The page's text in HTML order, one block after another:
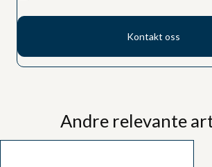
Kontakt oss
Andre relevante